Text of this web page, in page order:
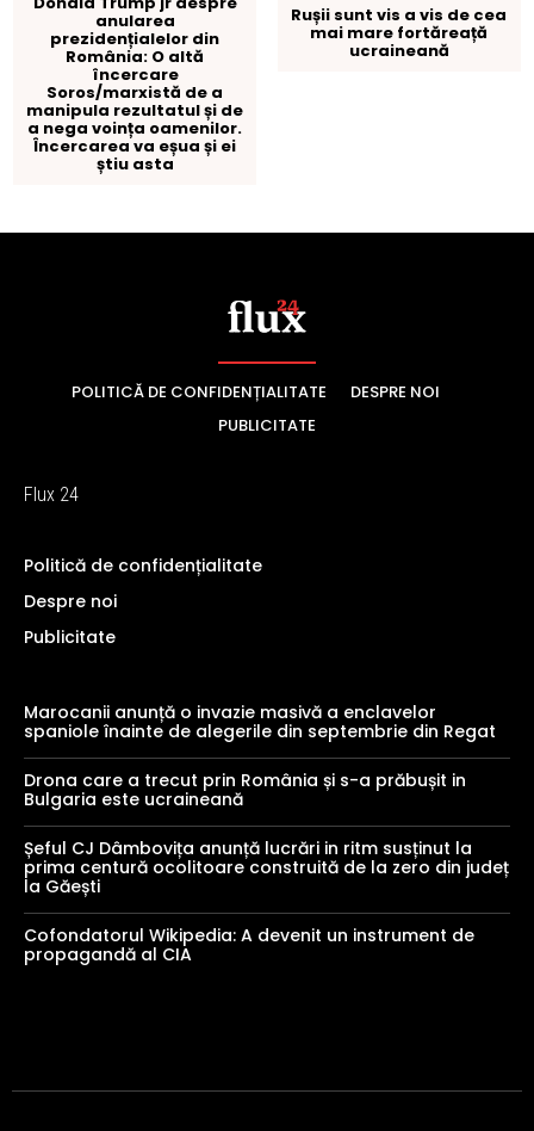
POLITICĂ DE CONFIDENȚIALITATE
DESPRE NOI
PUBLICITATE
Flux 24
Politică de confidențialitate
Despre noi
Publicitate
Marocanii anunță o invazie masivă a enclavelor
spaniole înainte de alegerile din septembrie din Regat
Drona care a trecut prin România și s-a prăbușit in
Bulgaria este ucraineană
Șeful CJ Dâmbovița anunță lucrări in ritm susținut la
prima centură ocolitoare construită de la zero din județ
la Găești
Cofondatorul Wikipedia: A devenit un instrument de
propagandă al CIA